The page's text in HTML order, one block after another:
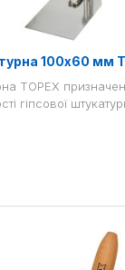
100х60 мм
TOPEX
гіпсової